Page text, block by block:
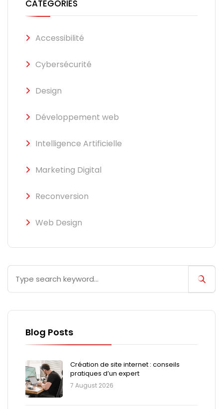
CATÉGORIES
Accessibilité
Cybersécurité
Design
Développement web
Intelligence Artificielle
Marketing Digital
Reconversion
Web Design
Blog Posts
Création de site internet : conseils
pratiques d’un expert
7 August 2026